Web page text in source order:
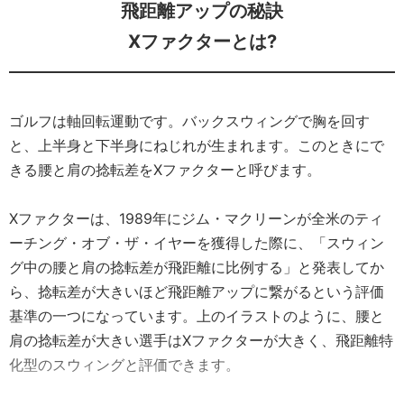
飛距離アップの秘訣
Xファクターとは?
ゴルフは軸回転運動です。バックスウィングで胸を回す
と、上半身と下半身にねじれが生まれます。このときにで
きる腰と肩の捻転差をXファクターと呼びます。
Xファクターは、1989年にジム・マクリーンが全米のティ
ーチング・オブ・ザ・イヤーを獲得した際に、「スウィン
グ中の腰と肩の捻転差が飛距離に比例する」と発表してか
ら、捻転差が大きいほど飛距離アップに繋がるという評価
基準の一つになっています。上のイラストのように、腰と
肩の捻転差が大きい選手はXファクターが大きく、飛距離特
化型のスウィングと評価できます。